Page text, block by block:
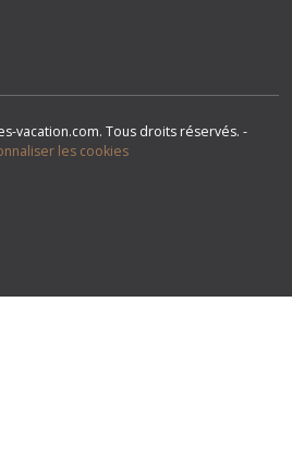
vacation.com. Tous droits réservés. -
les cookies